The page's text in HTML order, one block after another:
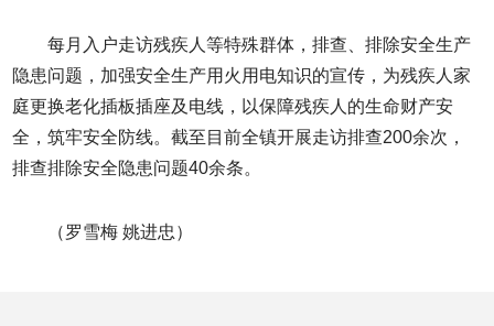
每月入户走访残疾人等特殊群体，排查、排除安全生产
隐患问题，加强安全生产用火用电知识的宣传，为残疾人家
庭更换老化插板插座及电线，以保障残疾人的生命财产安
全，筑牢安全防线。截至目前全镇开展走访排查200余次，
排查排除安全隐患问题40余条。
（罗雪梅 姚进忠​）